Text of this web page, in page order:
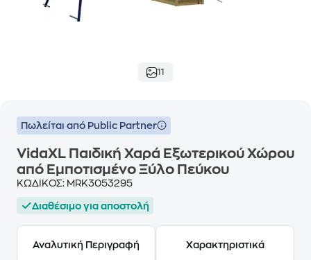
11
Πωλείται από Public Partner
VidaXL Παιδική Χαρά Εξωτερικού Χώρου
από Εμποτισμένο Ξύλο Πεύκου
ΚΩΔΙΚΟΣ: MRK3053295
Διαθέσιμο για αποστολή
Αναλυτική Περιγραφή Χαρακτηριστικά